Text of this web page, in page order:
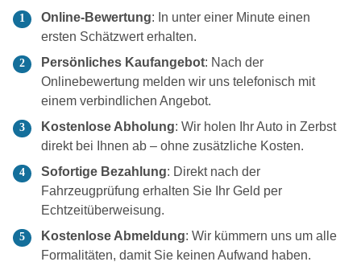
Online-Bewertung: In unter einer Minute einen
ersten Schätzwert erhalten.
Persönliches Kaufangebot: Nach der
Onlinebewertung melden wir uns telefonisch mit
einem verbindlichen Angebot.
Kostenlose Abholung: Wir holen Ihr Auto in Zerbst
direkt bei Ihnen ab – ohne zusätzliche Kosten.
Sofortige Bezahlung: Direkt nach der
Fahrzeugprüfung erhalten Sie Ihr Geld per
Echtzeitüberweisung.
Kostenlose Abmeldung: Wir kümmern uns um alle
Formalitäten, damit Sie keinen Aufwand haben.